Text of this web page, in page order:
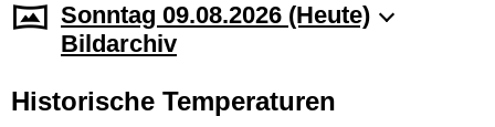
Sonntag 09.08.2026 (Heute)
Bildarchiv
Historische Temperaturen